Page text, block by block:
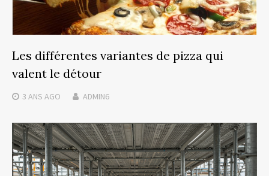
Les différentes variantes de pizza qui
valent le détour
3 ANS AGO ADMIN6